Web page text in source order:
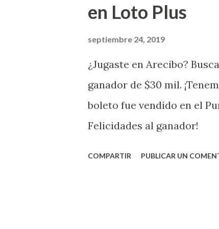
San Juan
en Loto Plus
septiembre 24, 2019
¿Jugaste en Arecibo?
ganador de $30 mil.
boleto fue vendido en el
Felicidades al ganador!
COMPARTIR PUBLICAR UN